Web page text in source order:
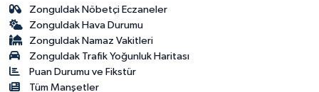
Zonguldak Nöbetçi Eczaneler
Zonguldak Hava Durumu
Zonguldak Namaz Vakitleri
Zonguldak Trafik Yoğunluk Haritası
Puan Durumu ve Fikstür
Tüm Manşetler